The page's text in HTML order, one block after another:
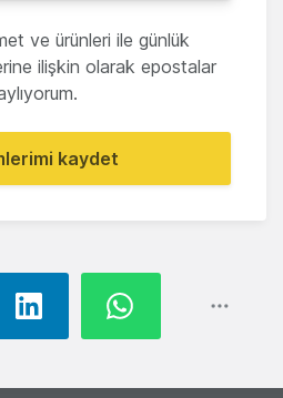
ve ürünleri ile günlük
ilişkin olarak epostalar
kaydet